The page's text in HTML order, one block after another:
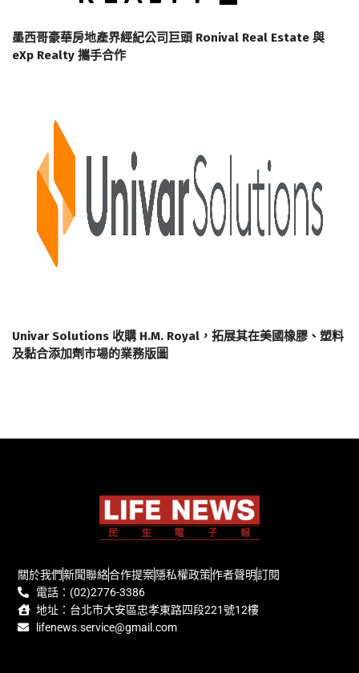
墨西哥豪華房地產界經紀公司巨頭 Ronival Real Estate 與
eXp Realty 攜手合作
Univar Solutions 收購 H.M. Royal，拓展其在美國橡膠、塑料
及黏合添加劑市場的業務版圖
關於我們新聞聯絡合作提案隱私權政策作者聲明訂閱
電話：(02)2776-3386
地址：台北市大安區忠孝東路四段221號12樓
lifenews.service@gmail.com